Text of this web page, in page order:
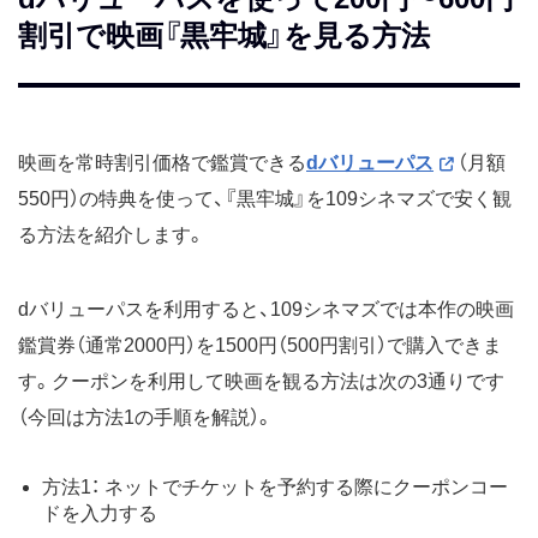
割引で映画『黒牢城』を見る方法
映画を常時割引価格で鑑賞できるdバリューパス
（月額
550円）の特典を使って、『黒牢城』を109シネマズで安く観
る方法を紹介します。
dバリューパスを利用すると、109シネマズでは本作の映画
鑑賞券（通常2000円）を1500円（500円割引）で購入できま
す。クーポンを利用して映画を観る方法は次の3通りです
（今回は方法1の手順を解説）。
方法1： ネットでチケットを予約する際にクーポンコー
ドを入力する